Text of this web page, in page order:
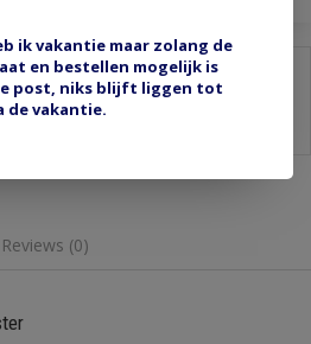
Reviews (0)
ik vakantie maar zolang de
en bestellen mogelijk is
post, niks blijft liggen tot
de vakantie.